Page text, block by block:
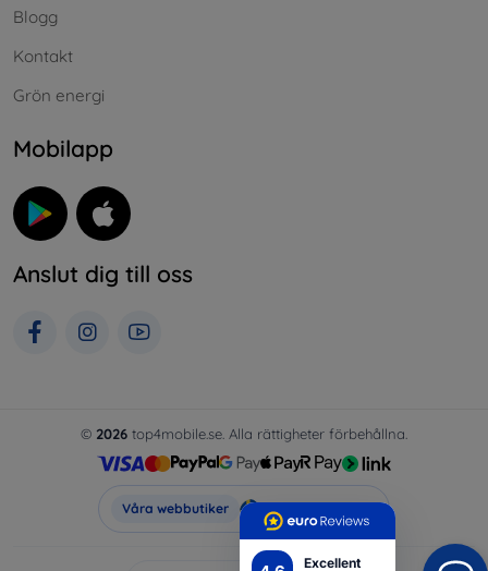
Excellent
Blogg
Kontakt
Grön energi
Mobilapp
Anslut dig till oss
© 2026 top4mobile.se. Alla rättigheter förbehållna.
Våra webbutiker Top4Mobile.se